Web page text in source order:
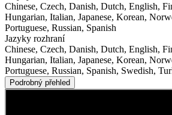
Chinese, Czech, Danish, Dutch, English,
Hungarian, Italian, Japanese, Korean,
Portuguese, Russian, Spanish
Jazyky rozhraní
Chinese, Czech, Danish, Dutch, English,
Hungarian, Italian, Japanese, Korean,
Portuguese, Russian, Spanish, Swedish,
Podrobný přehled